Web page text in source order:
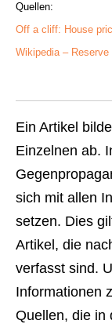
Quellen:
Off a cliff: House
Wikipedia – Reserve
Ein Artikel
Einzelnen ab.
sich mit allen
setzen. Dies
Artikel, die
verfasst sind.
Informationen
Quellen, die in